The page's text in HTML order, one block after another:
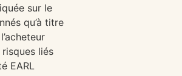
sur le
qu’à titre
liés
EARL